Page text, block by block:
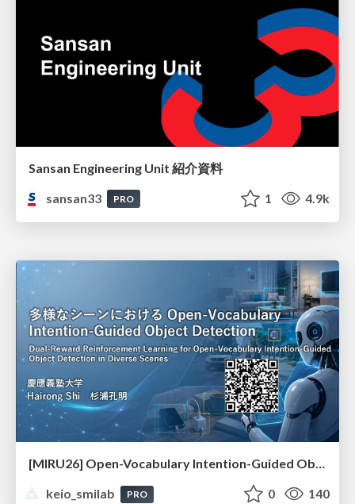
Sansan Engineering Unit 紹介資料
sansan33
PRO 1 4.9k
[MIRU26] Open-Vocabulary Intention-Guided Object Detection in Diverse Scenes
keio_smilab
PRO 0 140